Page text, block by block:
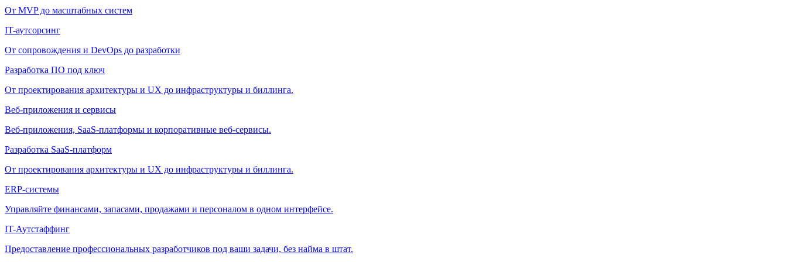
От MVP до масштабных систем
IT-аутсорсинг
От сопровождения и DevOps до разработки
Разработка ПО под ключ
От проектирования архитектуры и UX до инфраструктуры и биллинга.
Веб-приложения и сервисы
Веб-приложения, SaaS-платформы и корпоративные веб-сервисы.
Разработка SaaS-платформ
От проектирования архитектуры и UX до инфраструктуры и биллинга.
ERP-системы
Управляйте финансами, запасами, продажами и персоналом в одном интерфейсе.
IT-Аутстаффинг
Предоставление профессиональных разработчиков под ваши задачи, без найма в штат.